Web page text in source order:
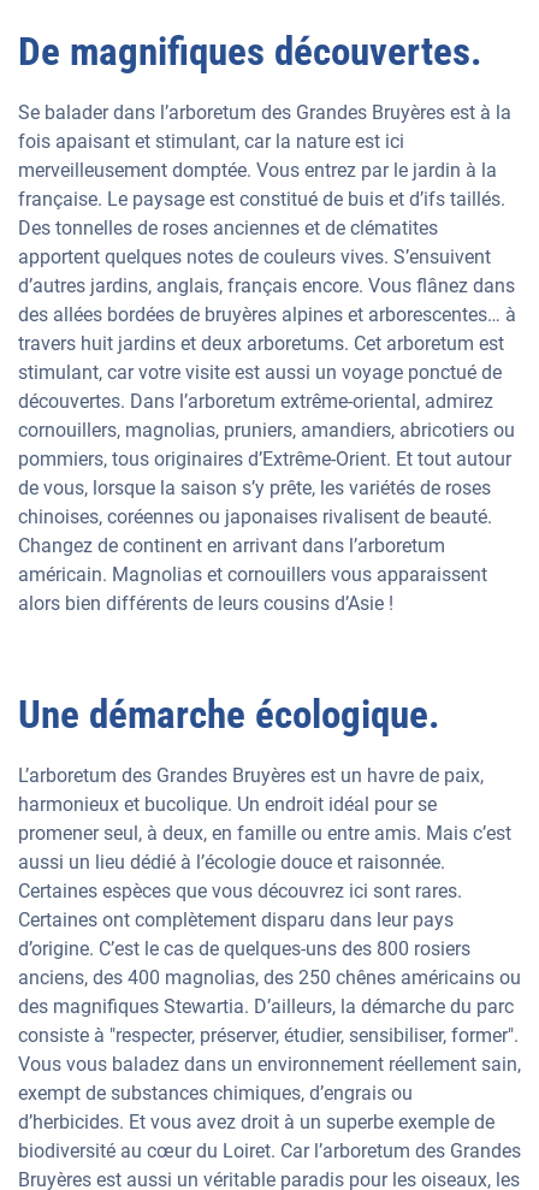
De magnifiques découvertes.
Se balader dans l’arboretum des Grandes Bruyères est à la
fois apaisant et stimulant, car la nature est ici
merveilleusement domptée. Vous entrez par le jardin à la
française. Le paysage est constitué de buis et d’ifs taillés.
Des tonnelles de roses anciennes et de clématites
apportent quelques notes de couleurs vives. S’ensuivent
d’autres jardins, anglais, français encore. Vous flânez dans
des allées bordées de bruyères alpines et arborescentes… à
travers huit jardins et deux arboretums. Cet arboretum est
stimulant, car votre visite est aussi un voyage ponctué de
découvertes. Dans l’arboretum extrême-oriental, admirez
cornouillers, magnolias, pruniers, amandiers, abricotiers ou
pommiers, tous originaires d’Extrême-Orient. Et tout autour
de vous, lorsque la saison s’y prête, les variétés de roses
chinoises, coréennes ou japonaises rivalisent de beauté.
Changez de continent en arrivant dans l’arboretum
américain. Magnolias et cornouillers vous apparaissent
alors bien différents de leurs cousins d’Asie !
Une démarche écologique.
L’arboretum des Grandes Bruyères est un havre de paix,
harmonieux et bucolique. Un endroit idéal pour se
promener seul, à deux, en famille ou entre amis. Mais c’est
aussi un lieu dédié à l’écologie douce et raisonnée.
Certaines espèces que vous découvrez ici sont rares.
Certaines ont complètement disparu dans leur pays
d’origine. C’est le cas de quelques-uns des 800 rosiers
anciens, des 400 magnolias, des 250 chênes américains ou
des magnifiques Stewartia. D’ailleurs, la démarche du parc
consiste à "respecter, préserver, étudier, sensibiliser, former".
Vous vous baladez dans un environnement réellement sain,
exempt de substances chimiques, d’engrais ou
d’herbicides. Et vous avez droit à un superbe exemple de
biodiversité au cœur du Loiret. Car l’arboretum des Grandes
Bruyères est aussi un véritable paradis pour les oiseaux, les